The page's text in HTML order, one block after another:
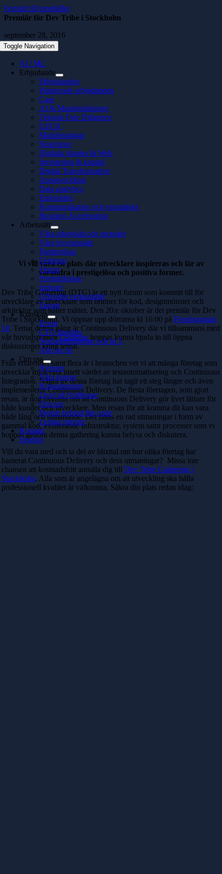
Fortsätt till innehållet
Toggle Navigation
AI / ML
Erbjudande
Erbjudanden
Paketerade erbjudanden
Case
AI & Maskininlärning
Teknisk Due Diligence
UI/UX
Molnlösningar
Nearshore
Digitala tjänster & Web
Investering & kapital
Digital Transformation
Apputveckling
Data analytics
Embedded
Kommunikation och varumärke
Business Acceleration
Arbetssätt
Våra arbetssätt och metoder
Våra leveranssätt
Partnerskap
Telekom
Finans
Produktbolag
Industri
Offentlig verksamhet
Energi
Kunskap
Event
CTO Insights
Nedladdningsbart och In 5
Allt om AI
Om oss
Nyheter
Våra kontor
Konsultquizet
Livet på Softhouse
Om oss
People behind the code
Lediga tjänster
Kontakt
English
Premiär för Dev Tribe i Stockholm
september 28, 2016
Vi vill vara en plats där utvecklare inspireras och lär av
varandra i prestigelösa och positiva former.
Dev Tribe Gathering (DTG) är ett nytt forum som kommit till för
utvecklare av utvecklare som brinner för kod, designmönster och
arkitektur som håller måttet. Den 20:e oktober är det premiär för Dev
Tribe i Stockholm. Vi öppnar upp dörrarna kl 16:00 på Fleminggatan
18. Temat denna gång är Continuous Delivery där vi tillsammans med
vår huvudsponsorComhem hoppas kunna bjuda in till öppna
diskussioner kring temat.
Från erfarenhet samt flera år i branschen vet vi att många företag som
utvecklar mjukvara insett värdet av testautomatisering och Continuous
Integration. Några av dessa företag har tagit ett steg längre och även
implementerat Continuous Delivery. De flesta företagen, som gjort
resan, är nog överens om att Continuous Delivery gör livet lättare för
både kunder och utvecklare. Men resan för att komma dit kan vara
både lång och utmanande. Det finns en rad utmaningar i form av
gammal kod, existerande infrastruktur, system samt processer som vi
hoppas genom denna gathering kunna belysa och diskutera.
Vill du vara med och ta del av blixttal om hur olika företag har
hanterat Continuous Delivery och dess utmaningar? Missa inte
chansen att kostnadsfritt anmäla dig till Dev Tribe Gathering i
Stockholm. Alla som är angelägna om att utveckling ska hålla
professionell kvalitet är välkomna. Säkra din plats redan idag: